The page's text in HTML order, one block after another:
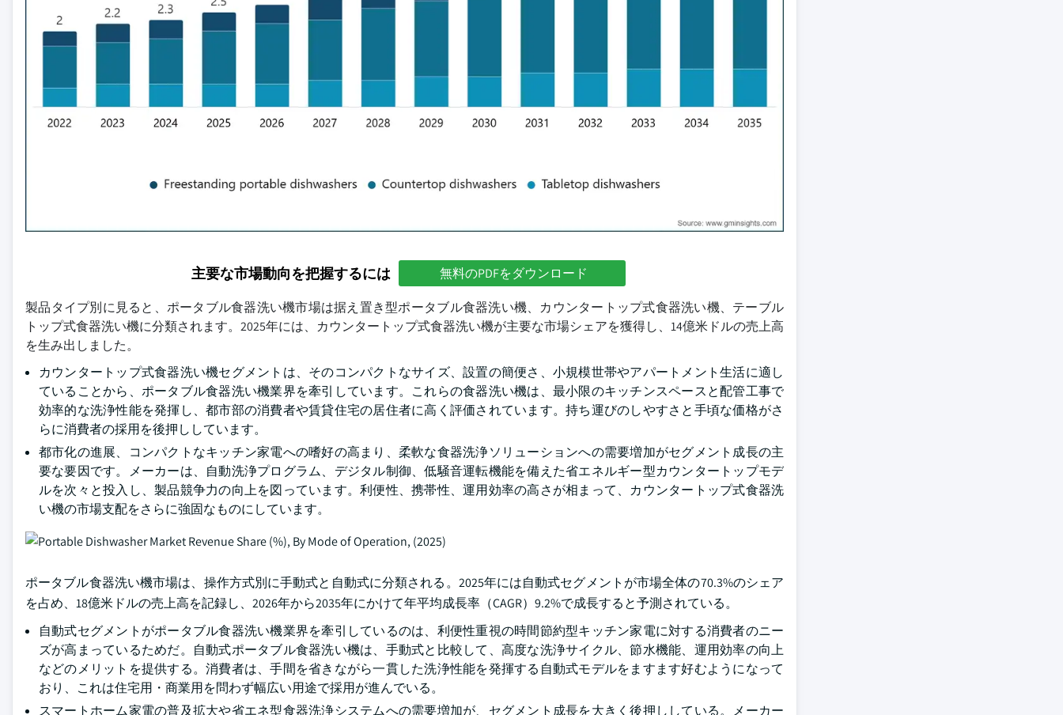
主要な市場動向を把握するには 無料のPDFをダウンロード
製品タイプ別に見ると、ポータブル食器洗い機市場は据え置き型ポータブル食器洗い機、カウンタートップ式食器洗い機、テーブル
トップ式食器洗い機に分類されます。2025年には、カウンタートップ式食器洗い機が主要な市場シェアを獲得し、14億米ドルの売上高
を生み出しました。
カウンタートップ式食器洗い機セグメントは、そのコンパクトなサイズ、設置の簡便さ、小規模世帯やアパートメント生活に適し
ていることから、ポータブル食器洗い機業界を牽引しています。これらの食器洗い機は、最小限のキッチンスペースと配管工事で
効率的な洗浄性能を発揮し、都市部の消費者や賃貸住宅の居住者に高く評価されています。持ち運びのしやすさと手頃な価格がさ
らに消費者の採用を後押ししています。
都市化の進展、コンパクトなキッチン家電への嗜好の高まり、柔軟な食器洗浄ソリューションへの需要増加がセグメント成長の主
要な要因です。メーカーは、自動洗浄プログラム、デジタル制御、低騒音運転機能を備えた省エネルギー型カウンタートップモデ
ルを次々と投入し、製品競争力の向上を図っています。利便性、携帯性、運用効率の高さが相まって、カウンタートップ式食器洗
い機の市場支配をさらに強固なものにしています。
ポータブル食器洗い機市場は、操作方式別に手動式と自動式に分類される。2025年には自動式セグメントが市場全体の70.3%のシェア
を占め、18億米ドルの売上高を記録し、2026年から2035年にかけて年平均成長率（CAGR）9.2%で成長すると予測されている。
自動式セグメントがポータブル食器洗い機業界を牽引しているのは、利便性重視の時間節約型キッチン家電に対する消費者のニー
ズが高まっているためだ。自動式ポータブル食器洗い機は、手動式と比較して、高度な洗浄サイクル、節水機能、運用効率の向上
などのメリットを提供する。消費者は、手間を省きながら一貫した洗浄性能を発揮する自動式モデルをますます好むようになって
おり、これは住宅用・商業用を問わず幅広い用途で採用が進んでいる。
スマートホーム家電の普及拡大や省エネ型食器洗浄システムへの需要増加が、セグメント成長を大きく後押ししている。メーカー